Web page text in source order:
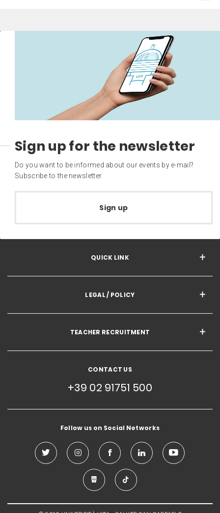
Sign up for the newsletter
Do you want to be informed about our events by e-mail?
Subscribe to the newsletter
Sign up
QUICK LINK
LEGAL / POLICY
TEACHER RECRUITMENT
CONTACT US
+39 02 91751 500
Follow us on Social Networks